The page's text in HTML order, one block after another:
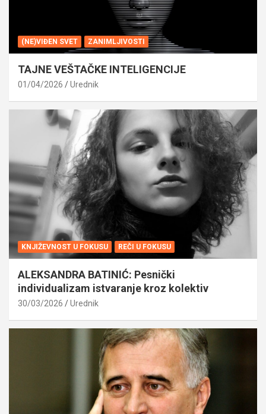
(NE)VIĐEN SVET ZANIMLJIVOSTI
TAJNE VEŠTAČKE INTELIGENCIJE
01/04/2026 Urednik
KNJIŽEVNOST U FOKUSU REČI U FOKUSU
ALEKSANDRA BATINIĆ: Pesnički
individualizam istvaranje kroz kolektiv
30/03/2026 Urednik